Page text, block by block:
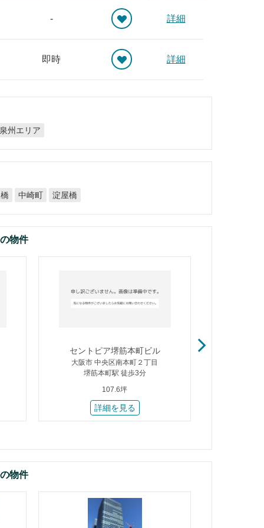
- 詳細
即時 詳細
泉州エリア
中崎町 淀屋橋
物件
セントピア堺筋本町ビル
大阪市 中央区南本町２丁目
堺筋本町駅 徒歩3分
107.6坪
詳細を見る
物件